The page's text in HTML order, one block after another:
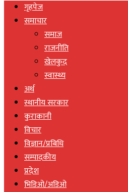
गृहपेज
समाचार
समाज
राजनीति
खेलकुद
स्वास्थ्य
अर्थ
स्थानीय सरकार
कुराकानी
विचार
विज्ञान/प्रबिधि
सम्पादकीय
प्रदेश
भिडिओ/अडिओ